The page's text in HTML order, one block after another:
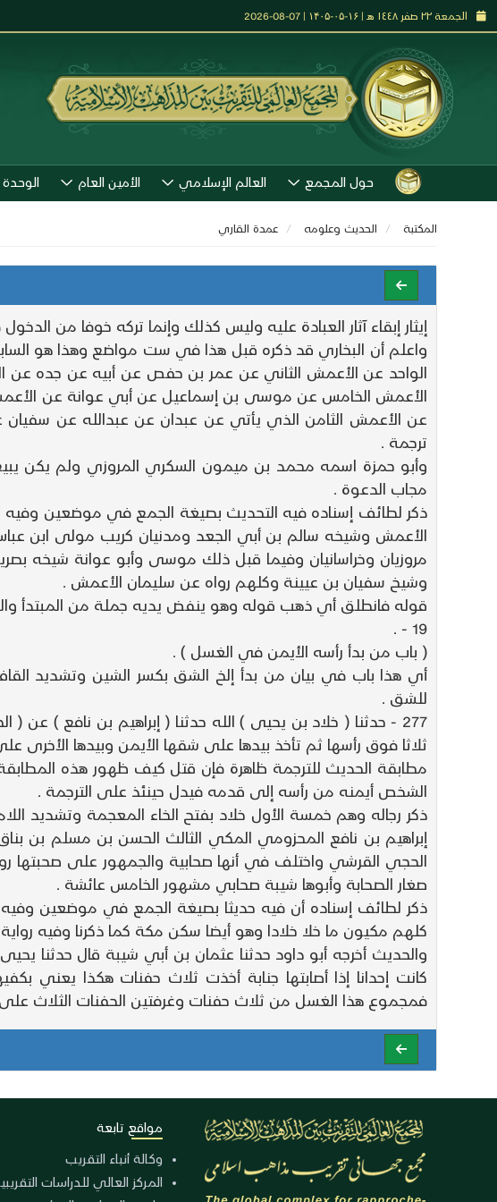
الجمعة ٢٢ صفر ١٤٤٨ هـ | ۱۶-۰۵-۱۴۰۵ | 07-08-2026
حول المجمع العالم الإسلامي الأمين العام
المكتبة الحديث وعلومه عمدة القاري
إيثار إبقاء آثار العبادة عليه وليس كذلك وإنما تركه خوفا من
واعلم أن البخاري قد ذكره قبل هذا في ست مواضع وهذا هو
الواحد عن الأعمش الثاني عن عمر بن حفص عن أبيه عن جده
الأعمش الخامس عن موسى بن إسماعيل عن أبي عوانة عن
عن الأعمش الثامن الذي يأتي عن عبدان عن عبدالله عن
ترجمة .
وأبو حمزة اسمه محمد بن ميمون السكري المروزي ولم يكن
مجاب الدعوة .
ذكر لطائف إسناده فيه التحديث بصيغة الجمع في موضعين وفيه
الأعمش وشيخه سالم بن أبي الجعد ومدنيان كريب مولى ابن
مروزيان وخراسانيان وفيما قبل ذلك موسى وأبو عوانة شيخه
وشيخ سفيان بن عيينة وكلهم رواه عن سليمان الأعمش .
قوله فانطلق أي ذهب قوله وهو ينفض يديه جملة من المبتدأ
19 - .
( باب من بدأ رأسه الأيمن في الغسل ) .
أي هذا باب في بيان من بدأ إلخ الشق بكسر الشين وتشديد
للشق .
277 - حدثنا ( خلاد بن يحيى ) الله حدثنا ( إبراهيم بن نافع )
ثلاثا فوق رأسها ثم تأخذ بيدها على شقها الأيمن وبيدها الأخرى
مطابقة الحديث للترجمة ظاهرة فإن قتل كيف ظهور هذه
الشخص أيمنه من رأسه إلى قدمه فيدل حينئذ على الترجمة .
ذكر رجاله وهم خمسة الأول خلاد بفتح الخاء المعجمة
إبراهيم بن نافع المحزومي المكي الثالث الحسن بن مسلم بن
الحجي القرشي واختلف في أنها صحابية والجمهور على صحبتها
صغار الصحابة وأبوها شيبة صحابي مشهور الخامس عائشة .
ذكر لطائف إسناده أن فيه حديثا بصيغة الجمع في موضعين
كلهم مكيون ما خلا خلادا وهو أيضا سكن مكة كما ذكرنا وفيه رواية
والحديث أخرجه أبو داود حدثنا عثمان بن أبي شيبة قال حدثنا
كانت إحدانا إذا أصابتها جنابة أخذت ثلاث حفنات هكذا يعني
فمجموع هذا الغسل من ثلاث حفنات وغرفتين الحفنات الثلاث على
مواقع تابعة
وكالة أنباء التقريب
المركز العالي للدراسات